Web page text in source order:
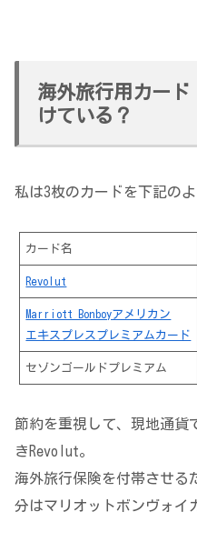
海外旅行用カー
けている？
私は3枚のカードを下記の
カード名
Revolut
Marriott Bonboyアメリカン
エキスプレスプレミアムカード
セゾンゴールドプレミアム
節約を重視して、現地通貨
きRevolut。
海外旅行保険を付帯させる
分はマリオットボンヴォイ